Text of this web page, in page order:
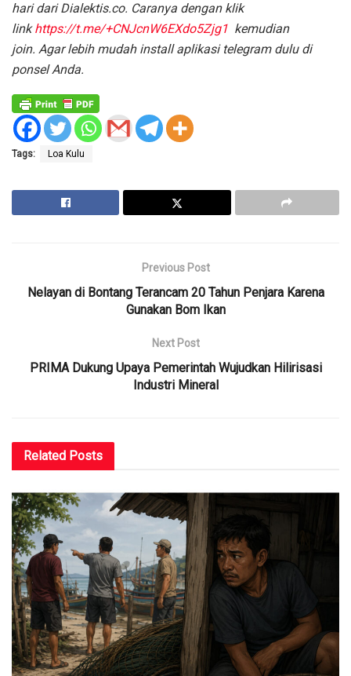
hari dari Dialektis.co. Caranya dengan klik
link https://t.me/+CNJcnW6EXdo5Zjg1 kemudian
join. Agar lebih mudah install aplikasi telegram dulu di
ponsel Anda.
Tags: Loa Kulu
Previous Post
Nelayan di Bontang Terancam 20 Tahun Penjara Karena
Gunakan Bom Ikan
Next Post
PRIMA Dukung Upaya Pemerintah Wujudkan Hilirisasi
Industri Mineral
Related Posts